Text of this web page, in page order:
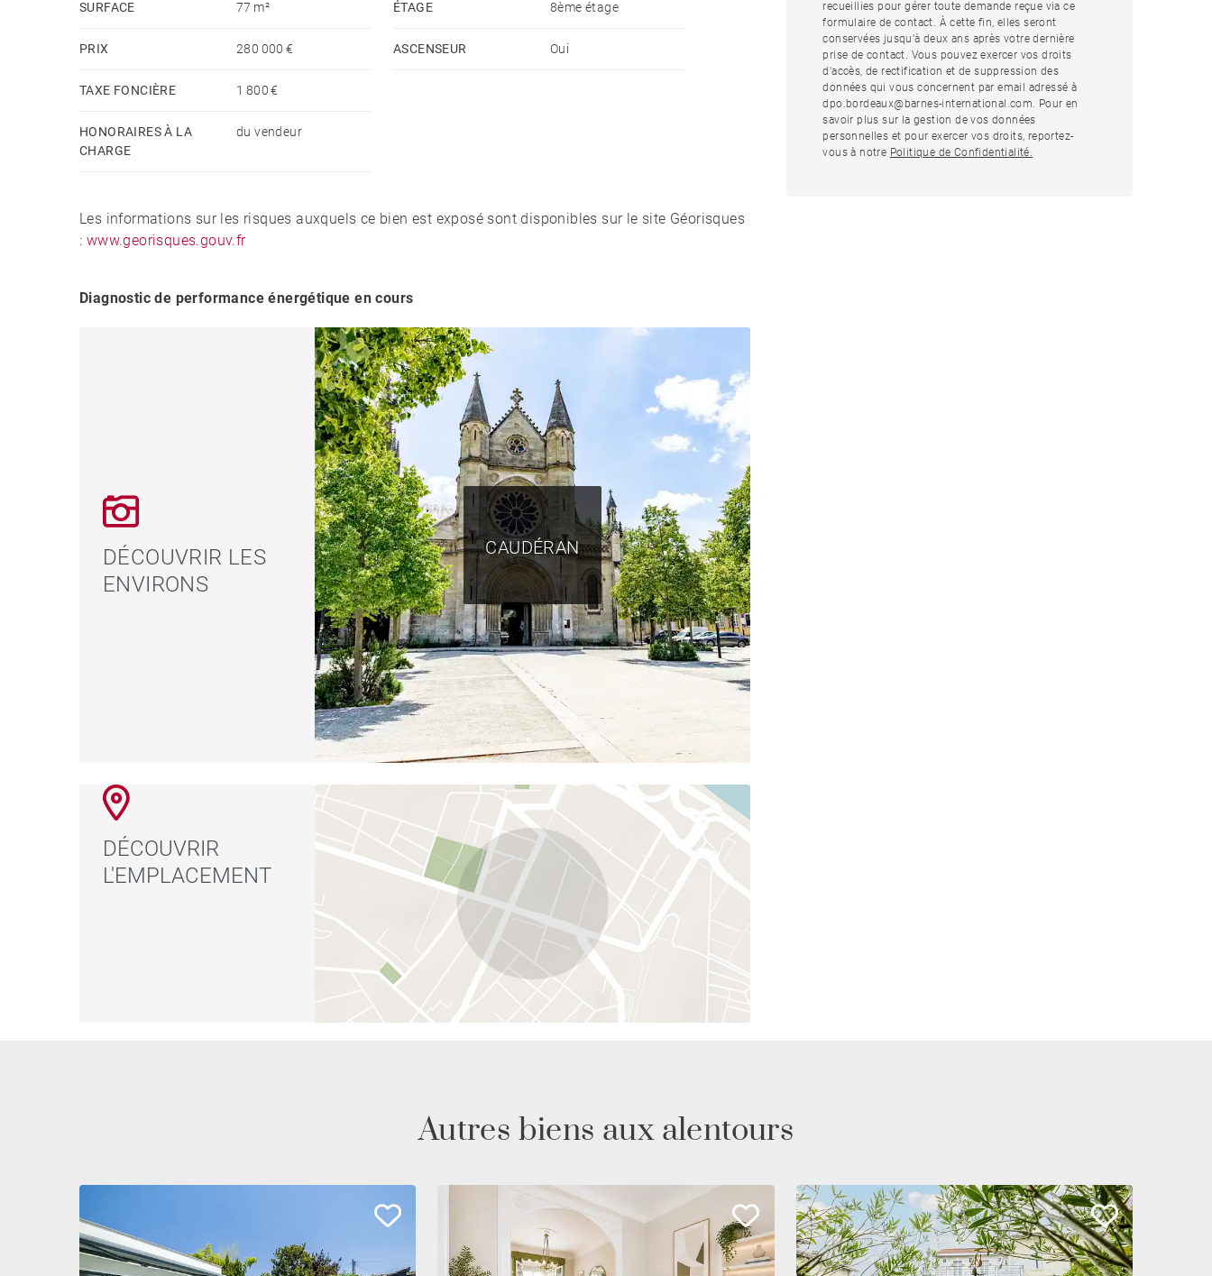
SURFACE 77 m²
PRIX 280 000 €
TAXE FONCIÈRE 1 800 €
HONORAIRES À LA
CHARGE
du vendeur
ÉTAGE 8ème étage
ASCENSEUR Oui
Les informations sur les risques auxquels ce bien est exposé sont disponibles sur le site Géorisques
: www.georisques.gouv.fr
Diagnostic de performance énergétique en cours
DÉCOUVRIR LES
ENVIRONS
CAUDÉRAN
DÉCOUVRIR
L'EMPLACEMENT
recueillies pour gérer toute demande reçue via ce
formulaire de contact. À cette fin, elles seront
conservées jusqu’à deux ans après votre dernière
prise de contact. Vous pouvez exercer vos droits
d'accès, de rectification et de suppression des
données qui vous concernent par email adressé à
dpo.bordeaux@barnes-international.com. Pour en
savoir plus sur la gestion de vos données
personnelles et pour exercer vos droits, reportez-
vous à notre Politique de Confidentialité.
Autres biens aux alentours